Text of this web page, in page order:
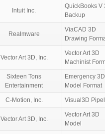
Intuit Inc.
QuickBooks V
Backup
Realmware
ViaCAD 3D
Drawing
Vector Art 3D, Inc.
Vector Art 3D
Machinist
Sixteen Tons
Entertainment
Emergency 3D
Model Format
C-Motion, Inc. Visual3D
Vector Art 3D, Inc.
Vector Art 3D
Model